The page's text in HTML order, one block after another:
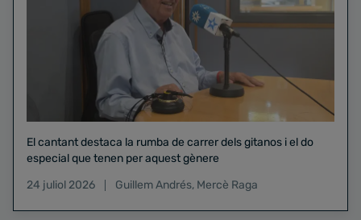
El cantant destaca la rumba de carrer dels gitanos i el do
especial que tenen per aquest gènere
24 juliol 2026
Guillem Andrés, Mercè Raga